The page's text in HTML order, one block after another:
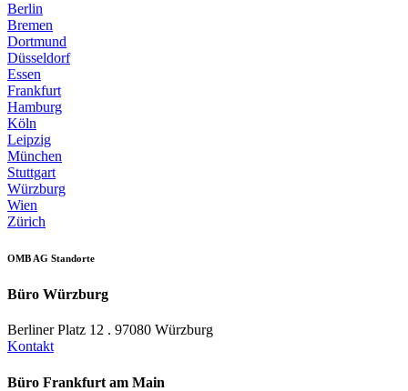
Berlin
Bremen
Dortmund
Düsseldorf
Essen
Frankfurt
Hamburg
Köln
Leipzig
München
Stuttgart
Würzburg
Wien
Zürich
OMB AG Standorte
Büro Würzburg
Berliner Platz 12 . 97080 Würzburg
Kontakt
Büro Frankfurt am Main